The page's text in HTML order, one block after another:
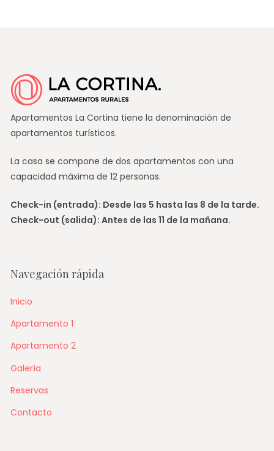
Apartamentos La Cortina tiene la denominación de
apartamentos turísticos.
La casa se compone de dos apartamentos con una
capacidad máxima de 12 personas.
Check-in (entrada): Desde las 5 hasta las 8 de la tarde.
Check-out (salida): Antes de las 11 de la mañana.
Navegación rápida
Inicio
Apartamento 1
Apartamento 2
Galería
Reservas
Contacto